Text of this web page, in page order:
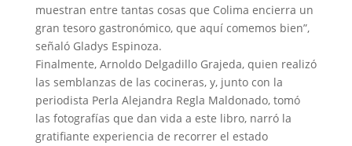
muestran entre tantas cosas que Colima encierra un
gran tesoro gastronómico, que aquí comemos bien”,
señaló Gladys Espinoza.
Finalmente, Arnoldo Delgadillo Grajeda, quien realizó
las semblanzas de las cocineras, y, junto con la
periodista Perla Alejandra Regla Maldonado, tomó
las fotografías que dan vida a este libro, narró la
gratifiante experiencia de recorrer el estado